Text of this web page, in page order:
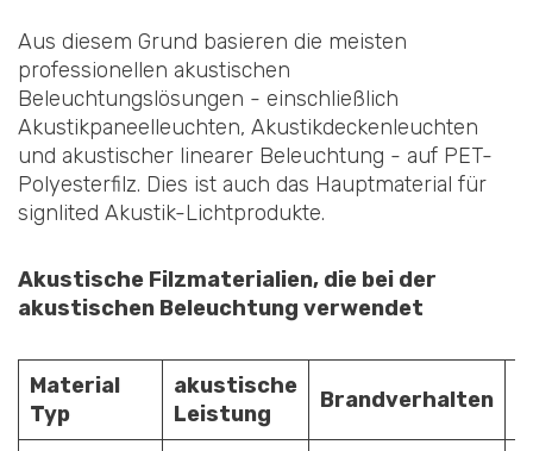
Aus diesem Grund basieren die meisten
professionellen akustischen
Beleuchtungslösungen - einschließlich
Akustikpaneelleuchten, Akustikdeckenleuchten
und akustischer linearer Beleuchtung - auf PET-
Polyesterfilz. Dies ist auch das Hauptmaterial für
signlited Akustik-Lichtprodukte.
Akustische Filzmaterialien, die bei der
akustischen Beleuchtung verwendet
Material
Typ
akustische
Leistung
Brandverhalten